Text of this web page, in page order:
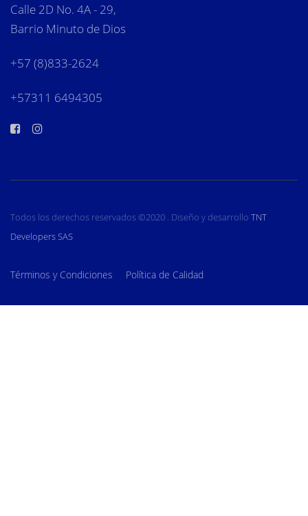
Calle 2D No. 4A - 29,
Barrio Minuto de Dios
+57 (8)833-2624
+57311 6494305
Todos los derechos reservados ©2020 . Diseño y desarrollo TNT
Developers SAS
Términos y Condiciones Política de Calidad